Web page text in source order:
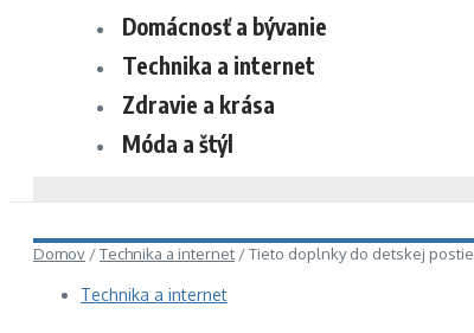
Domácnosť a bývanie
Technika a internet
Zdravie a krása
Móda a štýl
Domov /Technika a internet /Tieto doplnky do detskej
Technika a internet